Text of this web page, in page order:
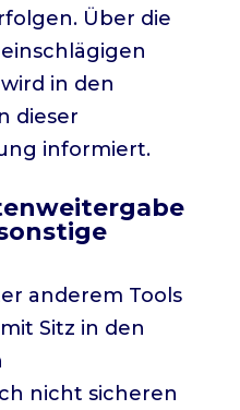
Über die
in den
dieser
informiert.
anderem Tools
Sitz in den
nicht sicheren